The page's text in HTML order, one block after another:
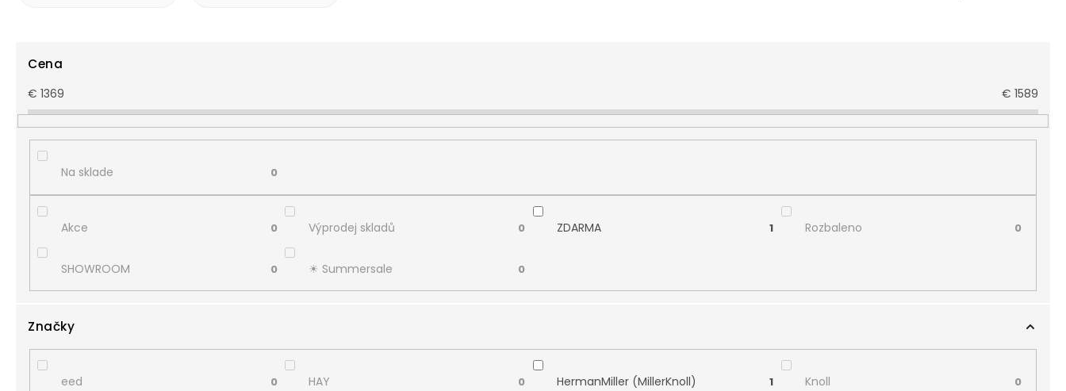
Cena
€ 1369 € 1589
Na sklade 0
Akce 0 Výprodej skladů 0 ZDARMA 1 Rozbaleno 0
SHOWROOM 0 ☀︎ Summersale 0
Značky
eed 0 HAY 0 HermanMiller (MillerKnoll) 1 Knoll 0